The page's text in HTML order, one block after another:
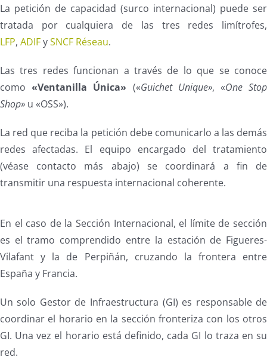
La petición de capacidad (surco internacional) puede ser
tratada por cualquiera de las tres redes limítrofes,
LFP, ADIFySNCF Réseau.
Las tres redes funcionan a través de lo que se conoce
como«Ventanilla Única» («Guichet Unique», «One Stop
Shop»u «OSS»).
La red que reciba la petición debe comunicarlo a las demás
redes afectadas. El equipo encargado del tratamiento
(véase contacto más abajo) se coordinará a fin de
transmitir una respuesta internacional coherente.
En el caso de la Sección Internacional, el límite de sección
es el tramo comprendido entre la estación de Figueres-
Vilafant y la de Perpiñán, cruzando la frontera entre
España y Francia.
Un solo Gestor de Infraestructura (GI) es responsable de
coordinar el horario en la sección fronteriza con los otros
GI. Una vez el horario está definido, cada GI lo traza en su
red.